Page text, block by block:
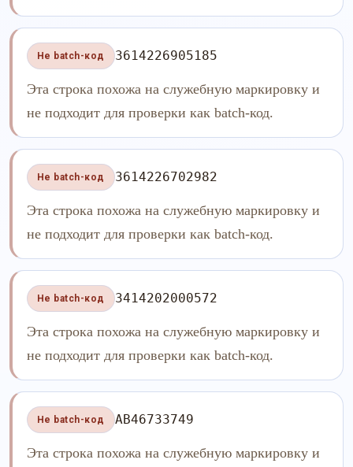
Не batch-код 3614226905185
Эта строка похожа на служебную маркировку и
не подходит для проверки как batch-код.
Не batch-код 3614226702982
Эта строка похожа на служебную маркировку и
не подходит для проверки как batch-код.
Не batch-код 3414202000572
Эта строка похожа на служебную маркировку и
не подходит для проверки как batch-код.
Не batch-код AB46733749
Эта строка похожа на служебную маркировку и